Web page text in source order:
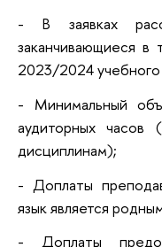
- В заявках
заканчивающиеся в
2023/2024 учебного
- Минимальный
аудиторных
дисциплинам);
- Доплаты
язык является
- Доплаты